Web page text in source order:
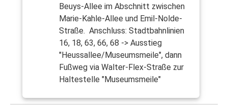
Beuys-Allee im Abschnitt zwischen
Marie-Kahle-Allee und Emil-Nolde-
Straße. Anschluss: Stadtbahnlinien
16, 18, 63, 66, 68 -> Ausstieg
"Heussallee/Museumsmeile", dann
Fußweg via Walter-Flex-Straße zur
Haltestelle "Museumsmeile"